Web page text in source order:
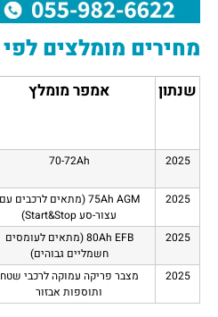
מחירים מומלצים
שנתון אמפר מומלץ
2025
70-72Ah
2025
75Ah AGM (מתאים לרכבים עם
עצור-סע Start&Stop)
2025
80Ah EFB (מתאים לעומסים
חשמליים גבוהים)
2025
מצבר פריקה עמוקה לרכבי שטח
ותוספות אבזור